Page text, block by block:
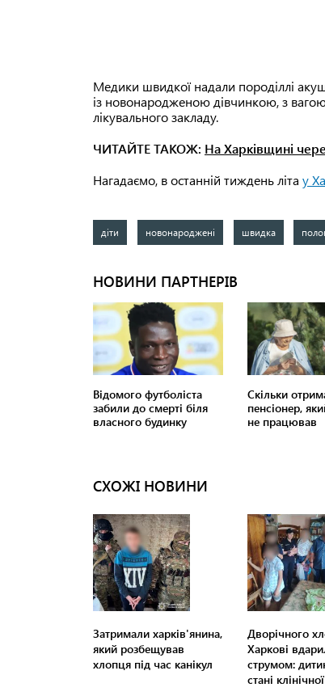
Медики швидкої надали породіллі
із новонародженою дівчинкою, з
лікувального закладу.
ЧИТАЙТЕ ТАКОЖ: На Харківщині
Нагадаємо, в останній тиждень літа у
діти новонароджені швидка
СХОЖІ НОВИНИ
Затримали харків'янина,
який розбещував
хлопця під час канікул
Дворічного
Харкові
струмом:
стані